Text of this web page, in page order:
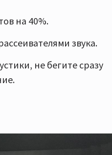
на 40%.
звука.
не бегите сразу